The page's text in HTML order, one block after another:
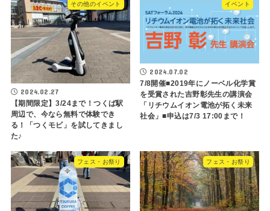
その他のイベント
2024.02.27
【期間限定】3/24まで！つくば駅
周辺で、今なら無料で体験でき
る！「つくモビ」を試してきまし
た♪
イベント
2024.07.02
7/8開催■2019年にノーベル化学賞
を受賞された吉野彰先生の講演会
「リチウムイオン電池が拓く未来
社会」■申込は7/3 17:00まで！
フェス・お祭り フェス・お祭り